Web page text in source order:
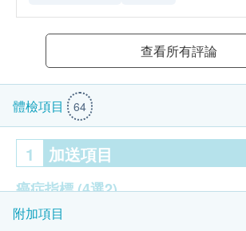
查看所有評論
體檢項目 64
1 加送項目
癌症指標(4選2)
甲種胚貽蛋白 (肝癌)
附加項目